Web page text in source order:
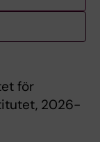
för
2026-